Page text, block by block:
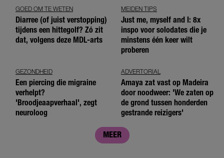
GOED OM TE WETEN
Diarree (of juist verstopping)
tijdens een hittegolf? Zó zit
dat, volgens deze MDL-arts
MEIDEN TIPS
Just me, myself and I: 8x
inspo voor solodates die je
minstens één keer wilt
proberen
GEZONDHEID
Een piercing die migraine
verhelpt?
'Broodjeaapverhaal', zegt
neuroloog
ADVERTORIAL
Amaya zat vast op Madeira
door noodweer: 'We zaten op
de grond tussen honderden
gestrande reizigers'
MEER